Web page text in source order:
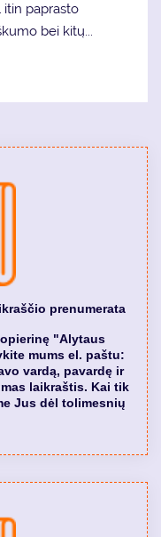
itin paprasto
bei kitų...
prenumerata
"Alytaus
mums el. paštu:
vardą, pavardę ir
laikraštis. Kai tik
Jus dėl tolimesnių